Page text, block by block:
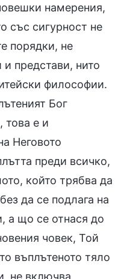
намерения,
със сигурност не
порядки, не
представи, нито
философии.
Бог
това е и
Неговото
преди всичко,
който трябва да
да се подлага на
а що се отнася до
човек, Той
въплътеното тяло
не включва